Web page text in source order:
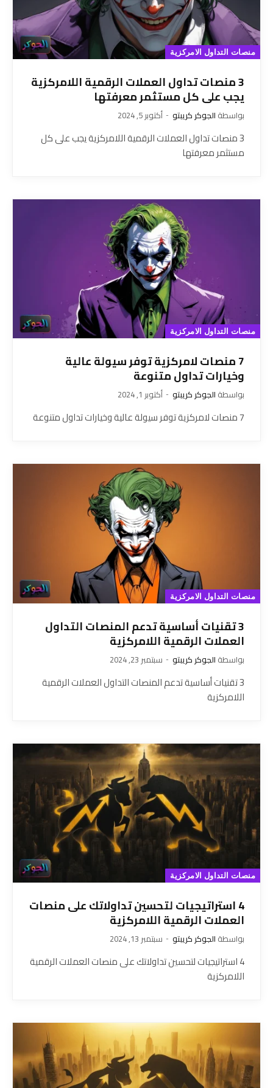
منصات التداول الامركزية
3 منصات تداول العملات الرقمية اللامركزية
يجب على كل مستثمر معرفتها
بواسطة الجوكر كريبتو أكتوبر 5, 2024
3 منصات تداول العملات الرقمية اللامركزية يجب على كل
مستثمر معرفتها
منصات التداول الامركزية
7 منصات لامركزية توفر سيولة عالية
وخيارات تداول متنوعة
بواسطة الجوكر كريبتو أكتوبر 1, 2024
7 منصات لامركزية توفر سيولة عالية وخيارات تداول متنوعة
منصات التداول الامركزية
3 تقنيات أساسية تدعم المنصات التداول
العملات الرقمية اللامركزية
بواسطة الجوكر كريبتو سبتمبر 23, 2024
3 تقنيات أساسية تدعم المنصات التداول العملات الرقمية
اللامركزية
منصات التداول الامركزية
4 استراتيجيات لتحسين تداولاتك على منصات
العملات الرقمية اللامركزية
بواسطة الجوكر كريبتو سبتمبر 13, 2024
4 استراتيجيات لتحسين تداولاتك على منصات العملات الرقمية
اللامركزية